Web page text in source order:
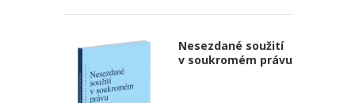
Nesezdané soužití
v soukromém právu